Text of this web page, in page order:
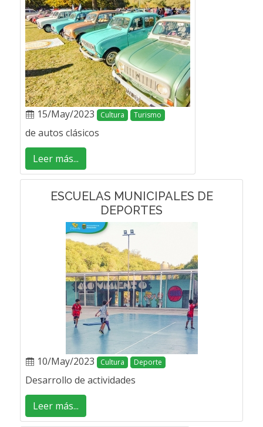
15/May/2023 Cultura Turismo
de autos clásicos
Leer más...
ESCUELAS MUNICIPALES DE
DEPORTES
10/May/2023 Cultura Deporte
Desarrollo de actividades
Leer más...